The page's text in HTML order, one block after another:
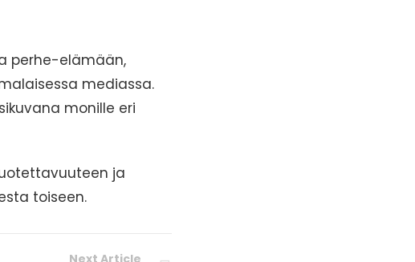
perhe-elämään,
mediassa.
monille eri
ja
toiseen.